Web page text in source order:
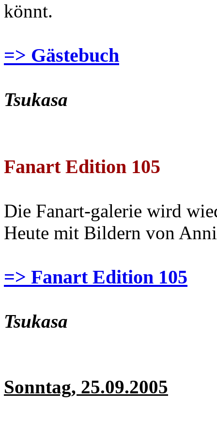
könnt.
=> Gästebuch
Tsukasa
Fanart Edition 105
Die Fanart-galerie wird
Heute mit Bildern von
=> Fanart Edition 105
Tsukasa
Sonntag, 25.09.2005